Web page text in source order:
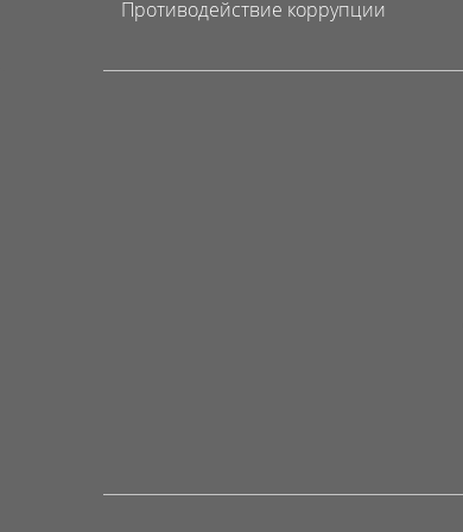
Противодействие коррупции